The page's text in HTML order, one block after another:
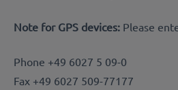
Note for GPS devices: Please
Phone +49 6027 5 09-0
Fax +49 6027 509-77177